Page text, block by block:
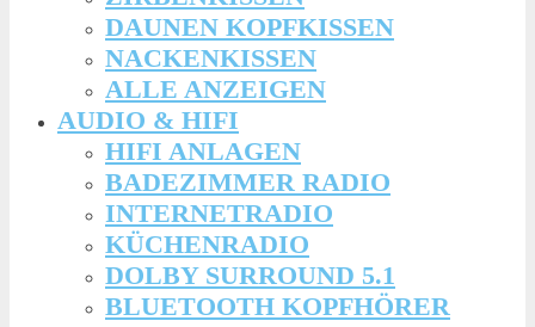
DAUNEN KOPFKISSEN
NACKENKISSEN
ALLE ANZEIGEN
AUDIO & HIFI
HIFI ANLAGEN
BADEZIMMER RADIO
INTERNETRADIO
KÜCHENRADIO
DOLBY SURROUND 5.1
BLUETOOTH KOPFHÖRER